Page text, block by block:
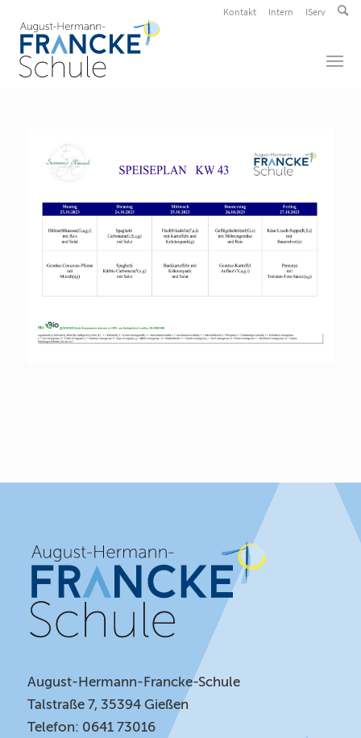
Kontakt Intern IServ
August-Hermann-Francke-Schule
Talstraße 7, 35394 Gießen
Telefon: 0641 73016